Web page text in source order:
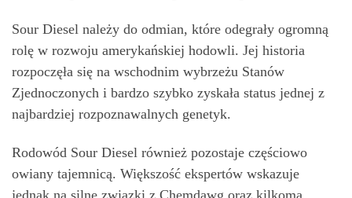
Sour Diesel należy do odmian, które odegrały ogromną
rolę w rozwoju amerykańskiej hodowli. Jej historia
rozpoczęła się na wschodnim wybrzeżu Stanów
Zjednoczonych i bardzo szybko zyskała status jednej z
najbardziej rozpoznawalnych genetyk.
Rodowód Sour Diesel również pozostaje częściowo
owiany tajemnicą. Większość ekspertów wskazuje